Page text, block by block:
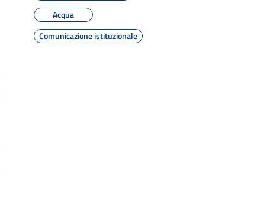
Acqua
Comunicazione istituzionale